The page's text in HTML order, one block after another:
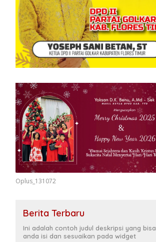
Oplus_131072
Berita Terbaru
Ini adalah contoh judul deskripsi yang bisa
anda isi dan sesuaikan pada widget